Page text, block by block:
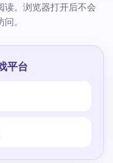
读。浏览器打开后不会
。
平台